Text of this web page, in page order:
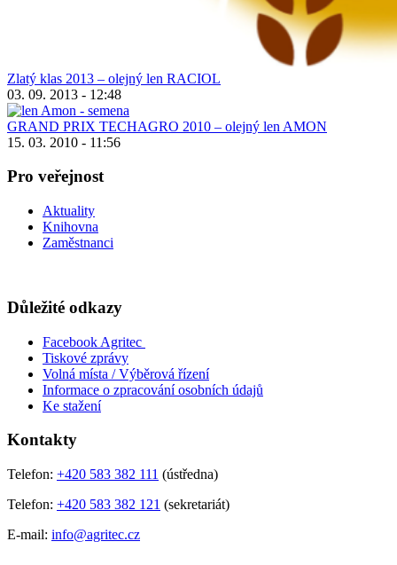
Zlatý klas 2013 – olejný len RACIOL
03. 09. 2013 - 12:48
GRAND PRIX TECHAGRO 2010 – olejný len AMON
15. 03. 2010 - 11:56
Pro veřejnost
Aktuality
Knihovna
Zaměstnanci
Důležité odkazy
Facebook Agritec
Tiskové zprávy
Volná místa / Výběrová řízení
Informace o zpracování osobních údajů
Ke stažení
Kontakty
Telefon: +420 583 382 111 (ústředna)
Telefon: +420 583 382 121 (sekretariát)
E-mail: info@agritec.cz